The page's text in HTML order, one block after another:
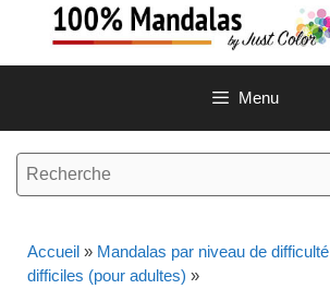
contenu
Menu
Accueil » Mandalas par niveau de difficulté
difficiles (pour adultes) »